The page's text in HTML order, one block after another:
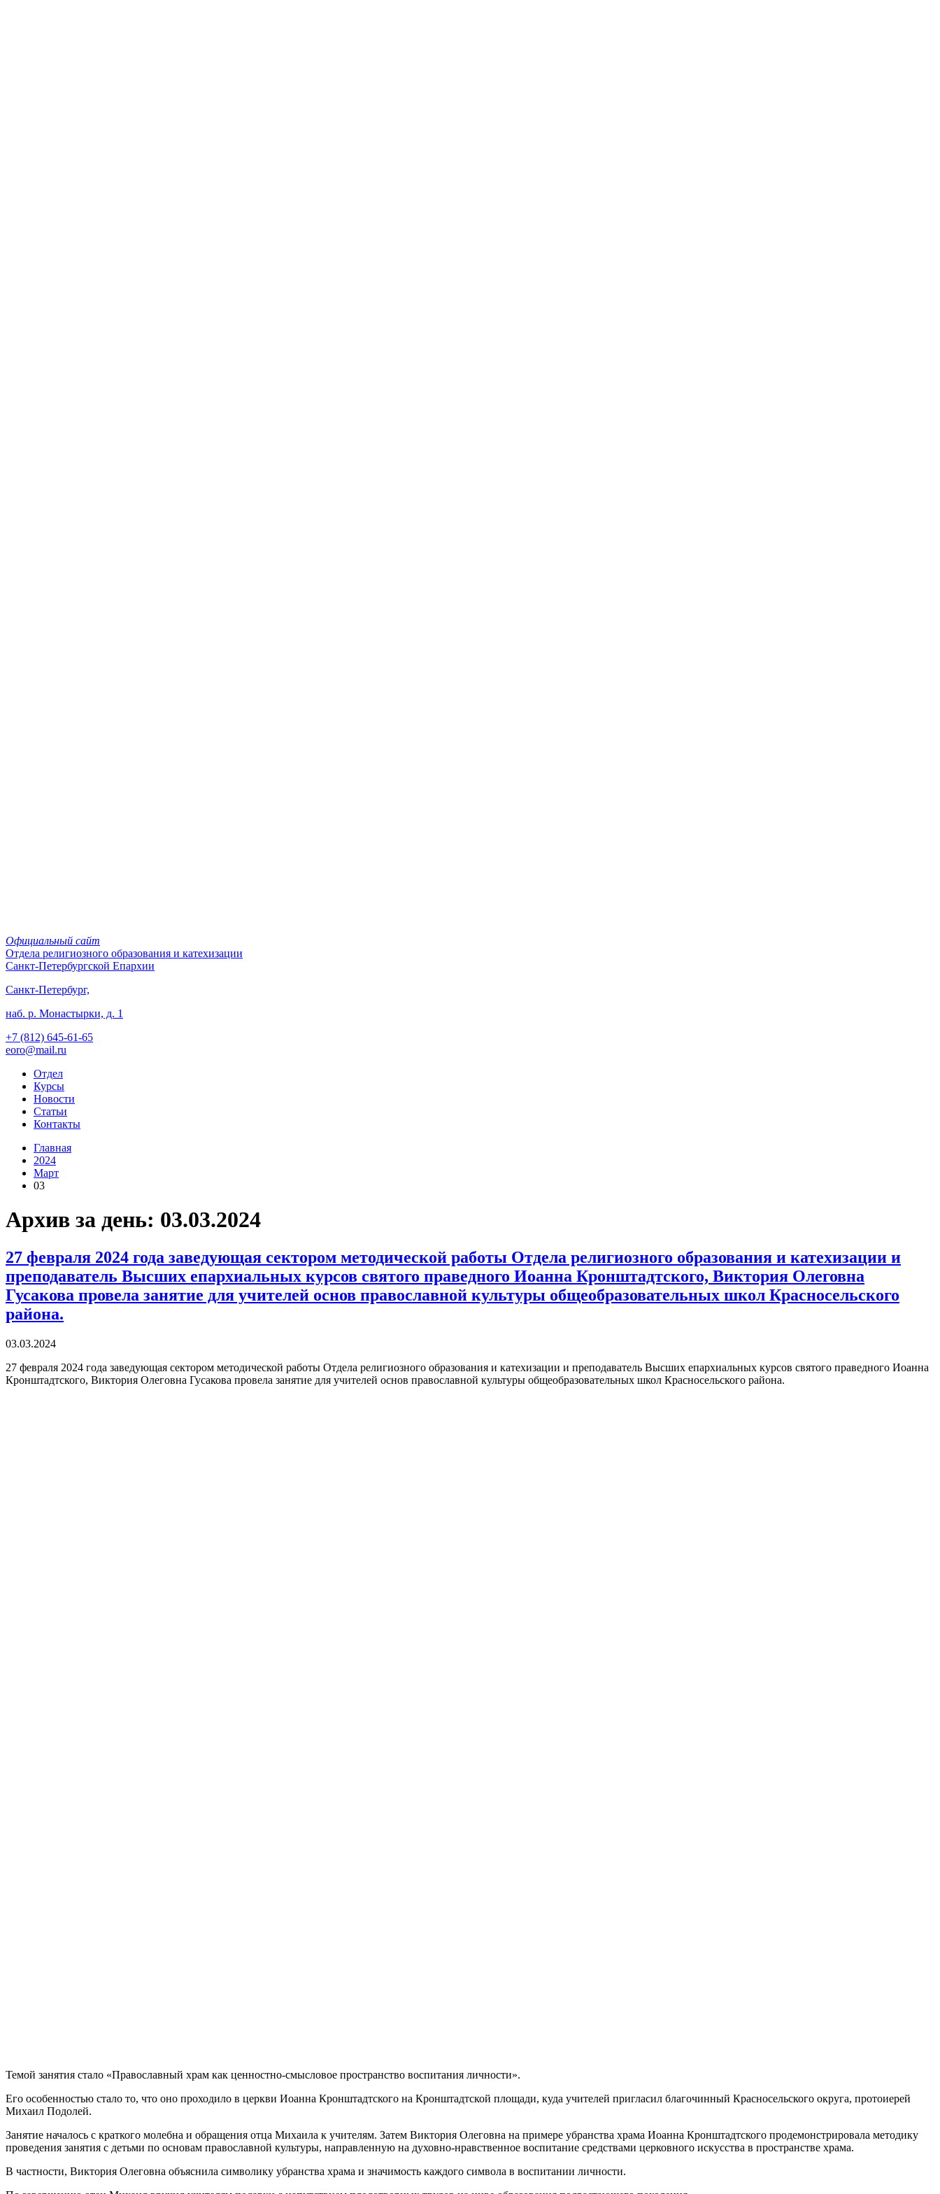
Официальный сайт
Отдела религиозного образования и катехизации
Санкт-Петербургской Епархии
Санкт-Петербург,
наб. р. Монастырки, д. 1
+7 (812) 645-61-65
eoro@mail.ru
Отдел
Курсы
Новости
Статьи
Контакты
Главная
2024
Март
03
Архив за день: 03.03.2024
27 февраля 2024 года заведующая сектором методической работы Отдела религиозного образования и катехизации и
преподаватель Высших епархиальных курсов святого праведного Иоанна Кронштадтского, Виктория Олеговна
Гусакова провела занятие для учителей основ православной культуры общеобразовательных школ Красносельского
района.
03.03.2024
27 февраля 2024 года заведующая сектором методической работы Отдела религиозного образования и катехизации и преподаватель Высших епархиальных курсов святого праведного Иоанна
Кронштадтского, Виктория Олеговна Гусакова провела занятие для учителей основ православной культуры общеобразовательных школ Красносельского района.
Темой занятия стало «Православный храм как ценностно-смысловое пространство воспитания личности».
Его особенностью стало то, что оно проходило в церкви Иоанна Кронштадтского на Кронштадтской площади, куда учителей пригласил благочинный Красносельского округа, протоиерей
Михаил Подолей.
Занятие началось с краткого молебна и обращения отца Михаила к учителям. Затем Виктория Олеговна на примере убранства храма Иоанна Кронштадтского продемонстрировала методику
проведения занятия с детьми по основам православной культуры, направленную на духовно-нравственное воспитание средствами церковного искусства в пространстве храма.
В частности, Виктория Олеговна объяснила символику убранства храма и значимость каждого символа в воспитании личности.